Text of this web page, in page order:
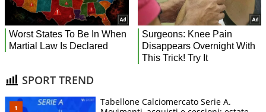
SPORT TREND
Tabellone Calciomercato Serie A.